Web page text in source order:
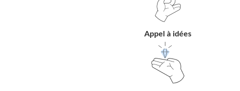
lien
Appel à idées
Suivre
le
lien